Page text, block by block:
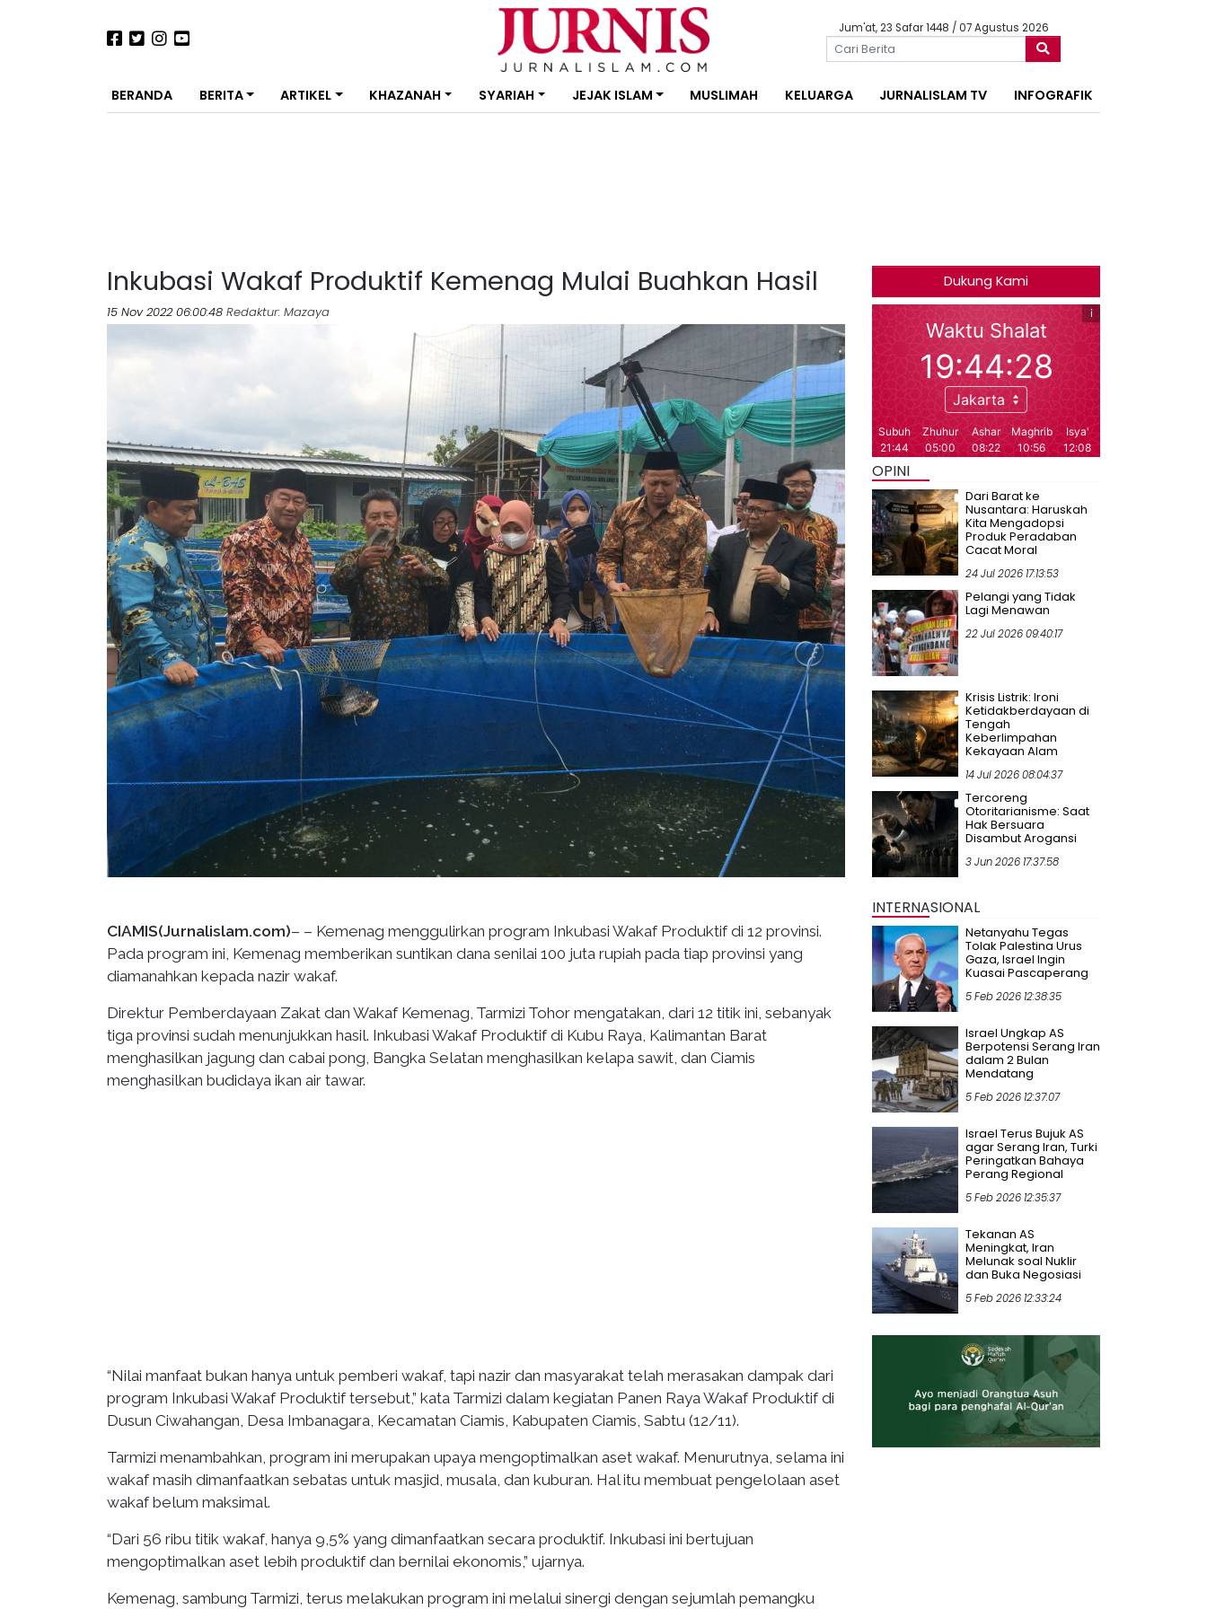
Jum'at, 23 Safar 1448 / 07 Agustus 2026
BERANDA BERITA ARTIKEL KHAZANAH SYARIAH JEJAK ISLAM MUSLIMAH KELUARGA JURNALISLAM TV INFOGRAFIK
Inkubasi Wakaf Produktif Kemenag Mulai Buahkan Hasil
15 Nov 2022 06:00:48 Redaktur: Mazaya
CIAMIS(Jurnalislam.com)– – Kemenag menggulirkan program Inkubasi Wakaf Produktif di 12 provinsi.
Pada program ini, Kemenag memberikan suntikan dana senilai 100 juta rupiah pada tiap provinsi yang
diamanahkan kepada nazir wakaf.
Direktur Pemberdayaan Zakat dan Wakaf Kemenag, Tarmizi Tohor mengatakan, dari 12 titik ini, sebanyak
tiga provinsi sudah menunjukkan hasil. Inkubasi Wakaf Produktif di Kubu Raya, Kalimantan Barat
menghasilkan jagung dan cabai pong, Bangka Selatan menghasilkan kelapa sawit, dan Ciamis
menghasilkan budidaya ikan air tawar.
“Nilai manfaat bukan hanya untuk pemberi wakaf, tapi nazir dan masyarakat telah merasakan dampak dari
program Inkubasi Wakaf Produktif tersebut,” kata Tarmizi dalam kegiatan Panen Raya Wakaf Produktif di
Dusun Ciwahangan, Desa Imbanagara, Kecamatan Ciamis, Kabupaten Ciamis, Sabtu (12/11).
Tarmizi menambahkan, program ini merupakan upaya mengoptimalkan aset wakaf. Menurutnya, selama ini
wakaf masih dimanfaatkan sebatas untuk masjid, musala, dan kuburan. Hal itu membuat pengelolaan aset
wakaf belum maksimal.
“Dari 56 ribu titik wakaf, hanya 9,5% yang dimanfaatkan secara produktif. Inkubasi ini bertujuan
mengoptimalkan aset lebih produktif dan bernilai ekonomis,” ujarnya.
Kemenag, sambung Tarmizi, terus melakukan program ini melalui sinergi dengan sejumlah pemangku
Dukung Kami
OPINI
Dari Barat ke
Nusantara: Haruskah
Kita Mengadopsi
Produk Peradaban
Cacat Moral
24 Jul 2026 17:13:53
Pelangi yang Tidak
Lagi Menawan
22 Jul 2026 09:40:17
Krisis Listrik: Ironi
Ketidakberdayaan di
Tengah
Keberlimpahan
Kekayaan Alam
14 Jul 2026 08:04:37
Tercoreng
Otoritarianisme: Saat
Hak Bersuara
Disambut Arogansi
3 Jun 2026 17:37:58
INTERNASIONAL
Netanyahu Tegas
Tolak Palestina Urus
Gaza, Israel Ingin
Kuasai Pascaperang
5 Feb 2026 12:38:35
Israel Ungkap AS
Berpotensi Serang Iran
dalam 2 Bulan
Mendatang
5 Feb 2026 12:37:07
Israel Terus Bujuk AS
agar Serang Iran, Turki
Peringatkan Bahaya
Perang Regional
5 Feb 2026 12:35:37
Tekanan AS
Meningkat, Iran
Melunak soal Nuklir
dan Buka Negosiasi
5 Feb 2026 12:33:24